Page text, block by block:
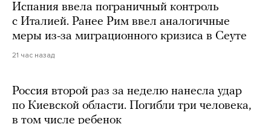
Испания ввела пограничный контроль
с Италией. Ранее Рим ввел аналогичные
меры из-за миграционного кризиса в Сеуте
21 час назад
Россия второй раз за неделю нанесла удар
по Киевской области. Погибли три человека,
в том числе ребенок